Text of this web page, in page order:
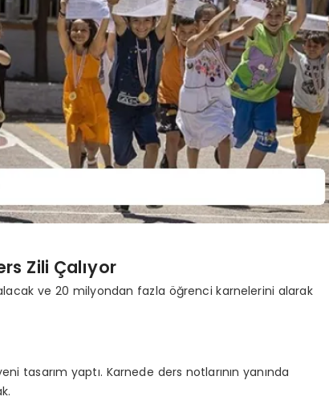
Zili Çalıyor
ve 20 milyondan fazla öğrenci karnelerini alarak
tasarım yaptı. Karnede ders notlarının yanında